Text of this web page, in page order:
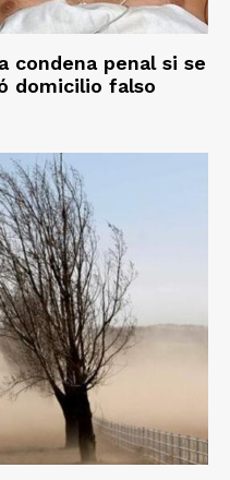
condena penal si se
domicilio falso